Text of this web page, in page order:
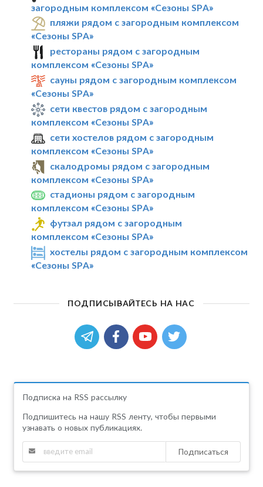
загородным комплексом «Сезоны SPA»
пляжи рядом с загородным комплексом
«Сезоны SPA»
рестораны рядом с загородным
комплексом «Сезоны SPA»
сауны рядом с загородным комплексом
«Сезоны SPA»
сети квестов рядом с загородным
комплексом «Сезоны SPA»
сети хостелов рядом с загородным
комплексом «Сезоны SPA»
скалодромы рядом с загородным
комплексом «Сезоны SPA»
стадионы рядом с загородным
комплексом «Сезоны SPA»
футзал рядом с загородным
комплексом «Сезоны SPA»
хостелы рядом с загородным комплексом
«Сезоны SPA»
ПОДПИСЫВАЙТЕСЬ НА НАС
Подписка на RSS рассылку
Подпишитесь на нашу RSS ленту, чтобы первыми
узнавать о новых публикациях.
Подписаться